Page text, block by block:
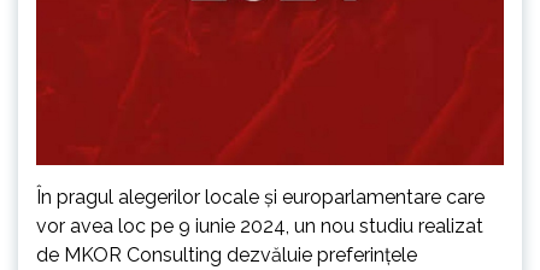
În pragul alegerilor locale și europarlamentare care
vor avea loc pe 9 iunie 2024, un nou studiu realizat
de MKOR Consulting dezvăluie preferințele